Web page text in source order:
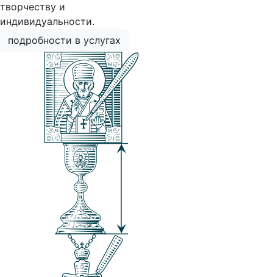
творчеству и
индивидуальности.
подробности в услугах